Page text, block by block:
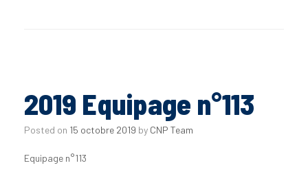
2019 Equipage n°113
Posted on 15 octobre 2019 by CNP Team
Equipage n°113